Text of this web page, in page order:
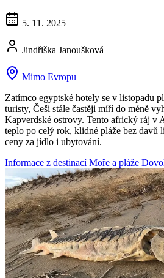
5. 11. 2025
Jindřiška Janoušková
Mimo Evropu
Zatímco egyptské hotely se v listopadu
turisty, Češi stále častěji míří do méně
Kapverdské ostrovy. Tento africký ráj v
teplo po celý rok, klidné pláže bez davů
ceny za jídlo i ubytování.
Informace z destinací Moře a pláže